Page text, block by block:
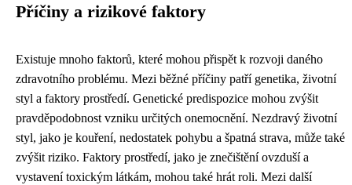
Příčiny a rizikové faktory
Existuje mnoho faktorů, které mohou přispět k rozvoji daného
zdravotního problému. Mezi běžné příčiny patří genetika, životní
styl a faktory prostředí. Genetické predispozice mohou zvýšit
pravděpodobnost vzniku určitých onemocnění. Nezdravý životní
styl, jako je kouření, nedostatek pohybu a špatná strava, může také
zvýšit riziko. Faktory prostředí, jako je znečištění ovzduší a
vystavení toxickým látkám, mohou také hrát roli. Mezi další